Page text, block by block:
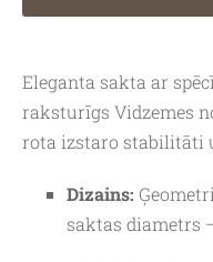
Eleganta sakta ar
raksturīgs Vidzemes
rota izstaro stabilitāti
Dizains:
saktas diametrs